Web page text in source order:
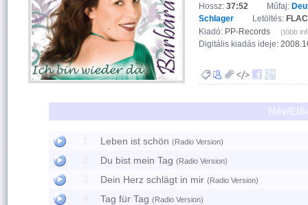
Hossz: 37:52 Műfaj:
Schlager
Letöltés: FLAC
Kiadó: PP-Records (több
Digitális kiadás ideje:
1 Leben ist schön (Radio Version)
2 Du bist mein Tag (Radio Version)
3 Dein Herz schlägt in mir (Radio Version)
4 Tag für Tag (Radio Version)